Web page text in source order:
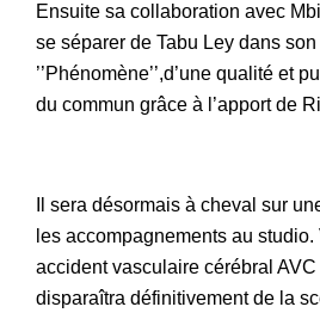
Ensuite sa collaboration avec
se séparer de Tabu Ley dans
’’Phénomène’’,d’une qualité et
du commun grâce à l’apport de
Il sera désormais à cheval sur
les accompagnements au studio.
accident vasculaire cérébral
disparaîtra définitivement de la